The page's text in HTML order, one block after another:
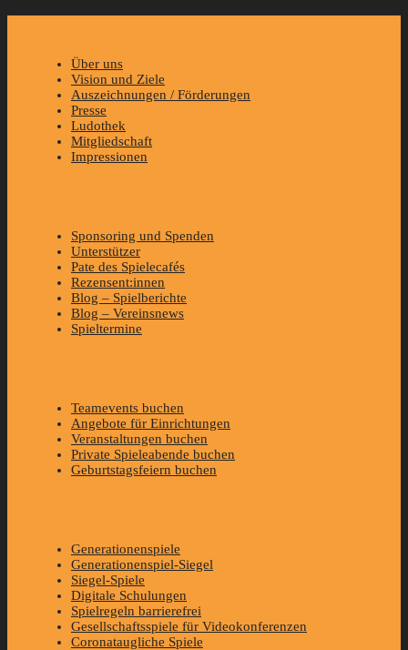
Über uns
Vision und Ziele
Auszeichnungen / Förderungen
Presse
Ludothek
Mitgliedschaft
Impressionen
Sponsoring und Spenden
Unterstützer
Pate des Spielecafés
Rezensent:innen
Blog – Spielberichte
Blog – Vereinsnews
Spieltermine
Teamevents buchen
Angebote für Einrichtungen
Veranstaltungen buchen
Private Spieleabende buchen
Geburtstagsfeiern buchen
Generationenspiele
Generationenspiel-Siegel
Siegel-Spiele
Digitale Schulungen
Spielregeln barrierefrei
Gesellschaftsspiele für Videokonferenzen
Coronataugliche Spiele